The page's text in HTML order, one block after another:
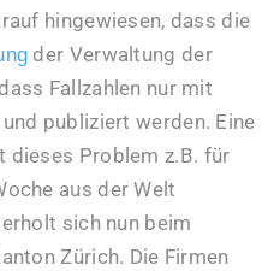
hingewiesen, dass die
der Verwaltung der
Fallzahlen nur mit
publiziert werden. Eine
dieses Problem z.B. für
aus der Welt
sich nun beim
Zürich. Die Firmen